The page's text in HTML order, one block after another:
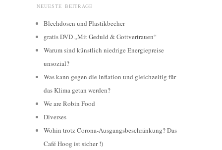
NEUESTE BEITRÄGE
Blechdosen und Plastikbecher
gratis DVD „Mit Geduld & Gottvertrauen“
Warum sind künstlich niedrige Energiepreise
unsozial?
Was kann gegen die Inflation und gleichzeitig für
das Klima getan werden?
We are Robin Food
Diverses
Wohin trotz Corona-Ausgangsbeschränkung? Das
Café Hoog ist sicher !)